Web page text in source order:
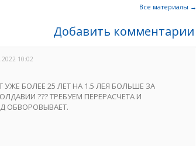
Все материалы →
Добавить комментарии
10:02
БОЛЕЕ 25 ЛЕТ НА 1.5 ЛЕЯ БОЛЬШЕ ЗА
??? ТРЕБУЕМ ПЕРЕРАСЧЕТА И
ОБВОРОВЫВАЕТ.